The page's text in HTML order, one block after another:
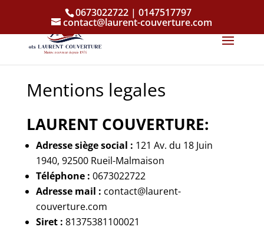
0673022722 | 0147517797
contact@laurent-couverture.com
Mentions legales
LAURENT COUVERTURE:
Adresse siège social : 121 Av. du 18 Juin
1940, 92500 Rueil-Malmaison
Téléphone : 0673022722
Adresse mail : contact@laurent-
couverture.com
Siret : 81375381100021